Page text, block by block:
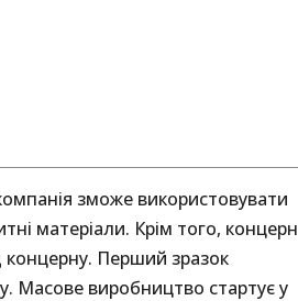
зможе використовувати
матеріали. Крім того, концерн
концерну. Перший зразок
Масове виробництво стартує у